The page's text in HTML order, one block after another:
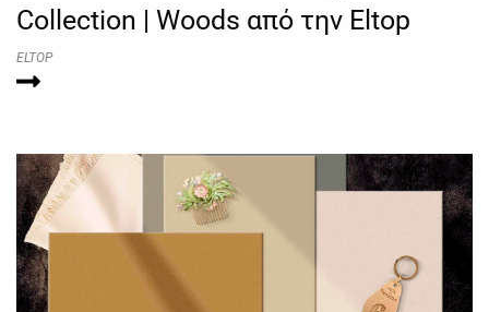
Collection | Woods από την Eltop
ELTOP